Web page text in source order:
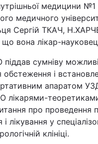
медицини №1
медичного
Сергій ТКАЧ,
вона лікар-
сумніву
обстеження і
апаратом
лікарями-
про проведення
лікування у
клініці.